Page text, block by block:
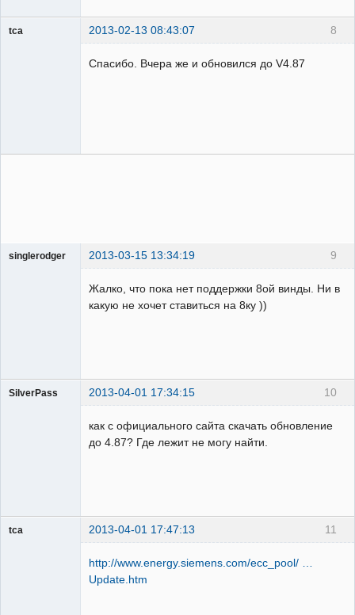
8
tca 2013-02-13 08:43:07
Спасибо. Вчера же и обновился до V4.87
9
singlerodger 2013-03-15 13:34:19
Жалко, что пока нет поддержки 8ой винды. Ни в
какую не хочет ставиться на 8ку ))
10
SilverPass 2013-04-01 17:34:15
как с официального сайта скачать обновление
до 4.87? Где лежит не могу найти.
11
tca 2013-04-01 17:47:13
http://www.energy.siemens.com/ecc_pool/ …
Update.htm